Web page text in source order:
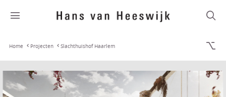
Home Projecten Slachthuishof Haarlem